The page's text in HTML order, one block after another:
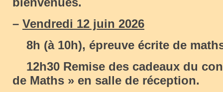
– Vendredi 12 juin 2026
8h (à 10h), épreuve écrite de
12h30 Remise des cadeaux du
de Maths » en salle de réception.